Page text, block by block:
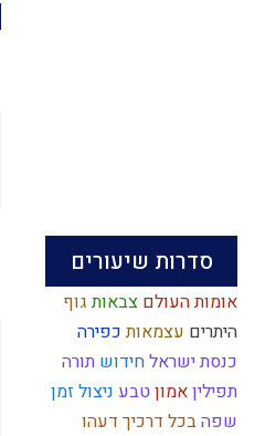
סדרות שיעורים
אומות העולם צבאותגוף
היתרים עצמאותכפירה
כנסת ישראלחידוש תורה
תפיליןאמון טבע ניצול זמן
שפהבכל דרכיך דעהו